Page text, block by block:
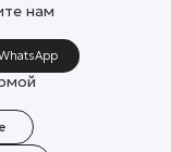
нам